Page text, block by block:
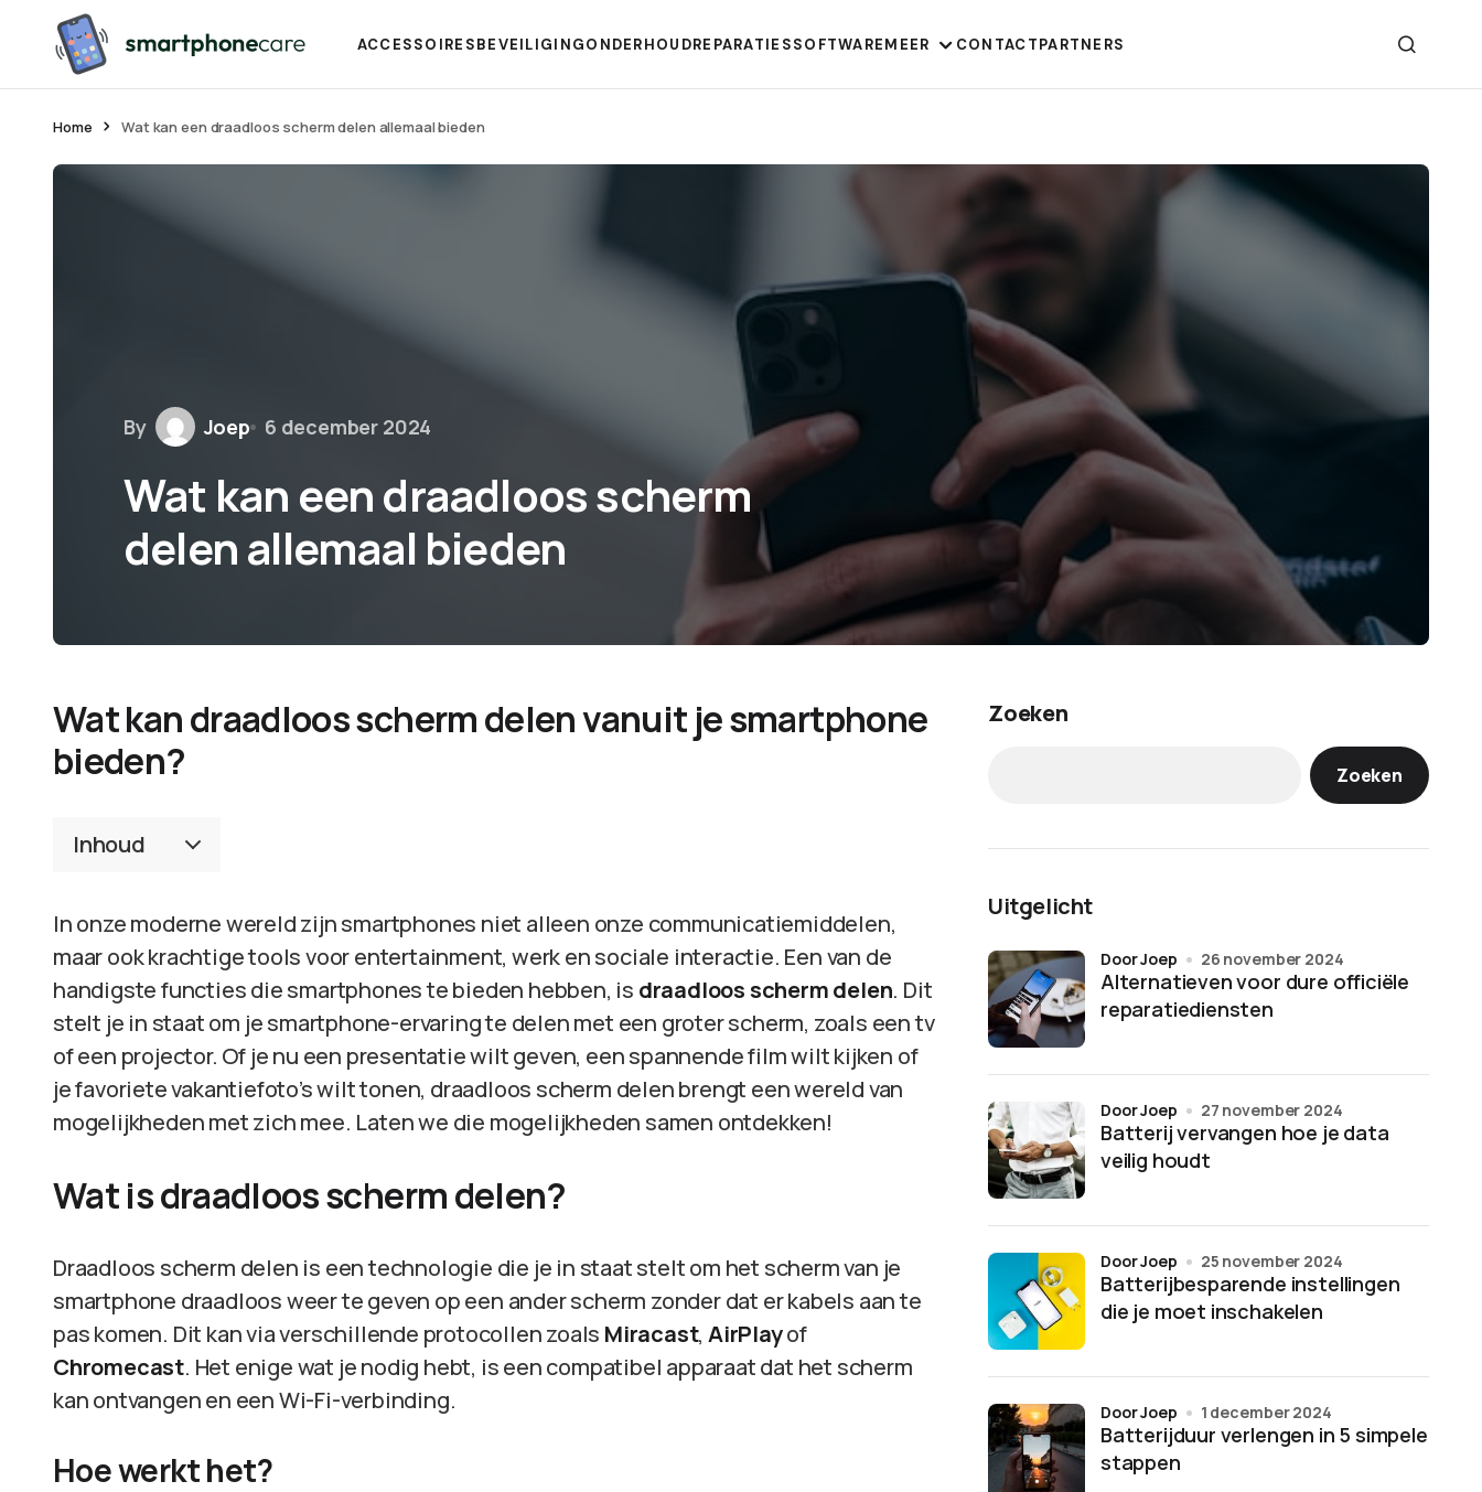
ACCESSOIRESBEVEILIGINGONDERHOUDREPARATIESSOFTWAREMEER CONTACTPARTNERS
Home Wat kan een draadloos scherm delen allemaal bieden
By Joep 6 december 2024
Wat kan een draadloos scherm
delen allemaal bieden
Wat kan draadloos scherm delen vanuit je smartphone
bieden?
Inhoud
In onze moderne wereld zijn smartphones niet alleen onze communicatiemiddelen,
maar ook krachtige tools voor entertainment, werk en sociale interactie. Een van de
handigste functies die smartphones te bieden hebben, is draadloos scherm delen. Dit
stelt je in staat om je smartphone-ervaring te delen met een groter scherm, zoals een tv
of een projector. Of je nu een presentatie wilt geven, een spannende film wilt kijken of
je favoriete vakantiefoto’s wilt tonen, draadloos scherm delen brengt een wereld van
mogelijkheden met zich mee. Laten we die mogelijkheden samen ontdekken!
Wat is draadloos scherm delen?
Draadloos scherm delen is een technologie die je in staat stelt om het scherm van je
smartphone draadloos weer te geven op een ander scherm zonder dat er kabels aan te
pas komen. Dit kan via verschillende protocollen zoals Miracast,AirPlayof
Chromecast. Het enige wat je nodig hebt, is een compatibel apparaat dat het scherm
kan ontvangen en een Wi-Fi-verbinding.
Hoe werkt het?
Zoeken
Zoeken
Uitgelicht
Alternatieven voor dure officiële
reparatiediensten
door Joep 26 november 2024
Batterij vervangen hoe je data
veilig houdt
door Joep 27 november 2024
Batterijbesparende instellingen
die je moet inschakelen
door Joep 25 november 2024
Batterijduur verlengen in 5 simpele
stappen
door Joep 1 december 2024